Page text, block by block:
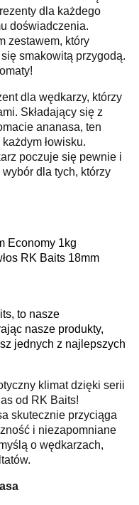
dla każdego
doświadczenia.
zestawem, który
smakowitą przygodą.
dla wędkarzy, którzy
Składający się z
ananasa, ten
łowisku.
poczuje się pewnie i
dla tych, którzy
Economy 1kg
RK Baits 18mm
to nasze
nasze produkty,
jednych z najlepszych
klimat dzięki serii
od RK Baits!
skutecznie przyciąga
i niezapomniane
o wędkarzach,